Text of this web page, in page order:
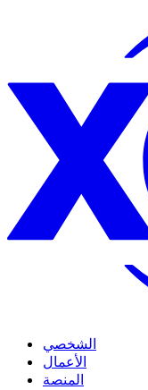
الشخصي
الأعمال
المنصة